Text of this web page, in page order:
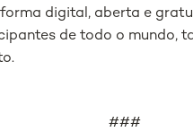
digital, aberta e
de todo o mundo,
###